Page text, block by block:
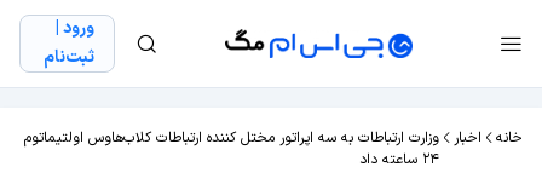
ورود |
ثبت‌نام
خانه اخبار
وزارت ارتباطات به سه اپراتور مختل کننده ارتباطات کلاب‌هاوس اولتیماتوم
۲۴ ساعته داد